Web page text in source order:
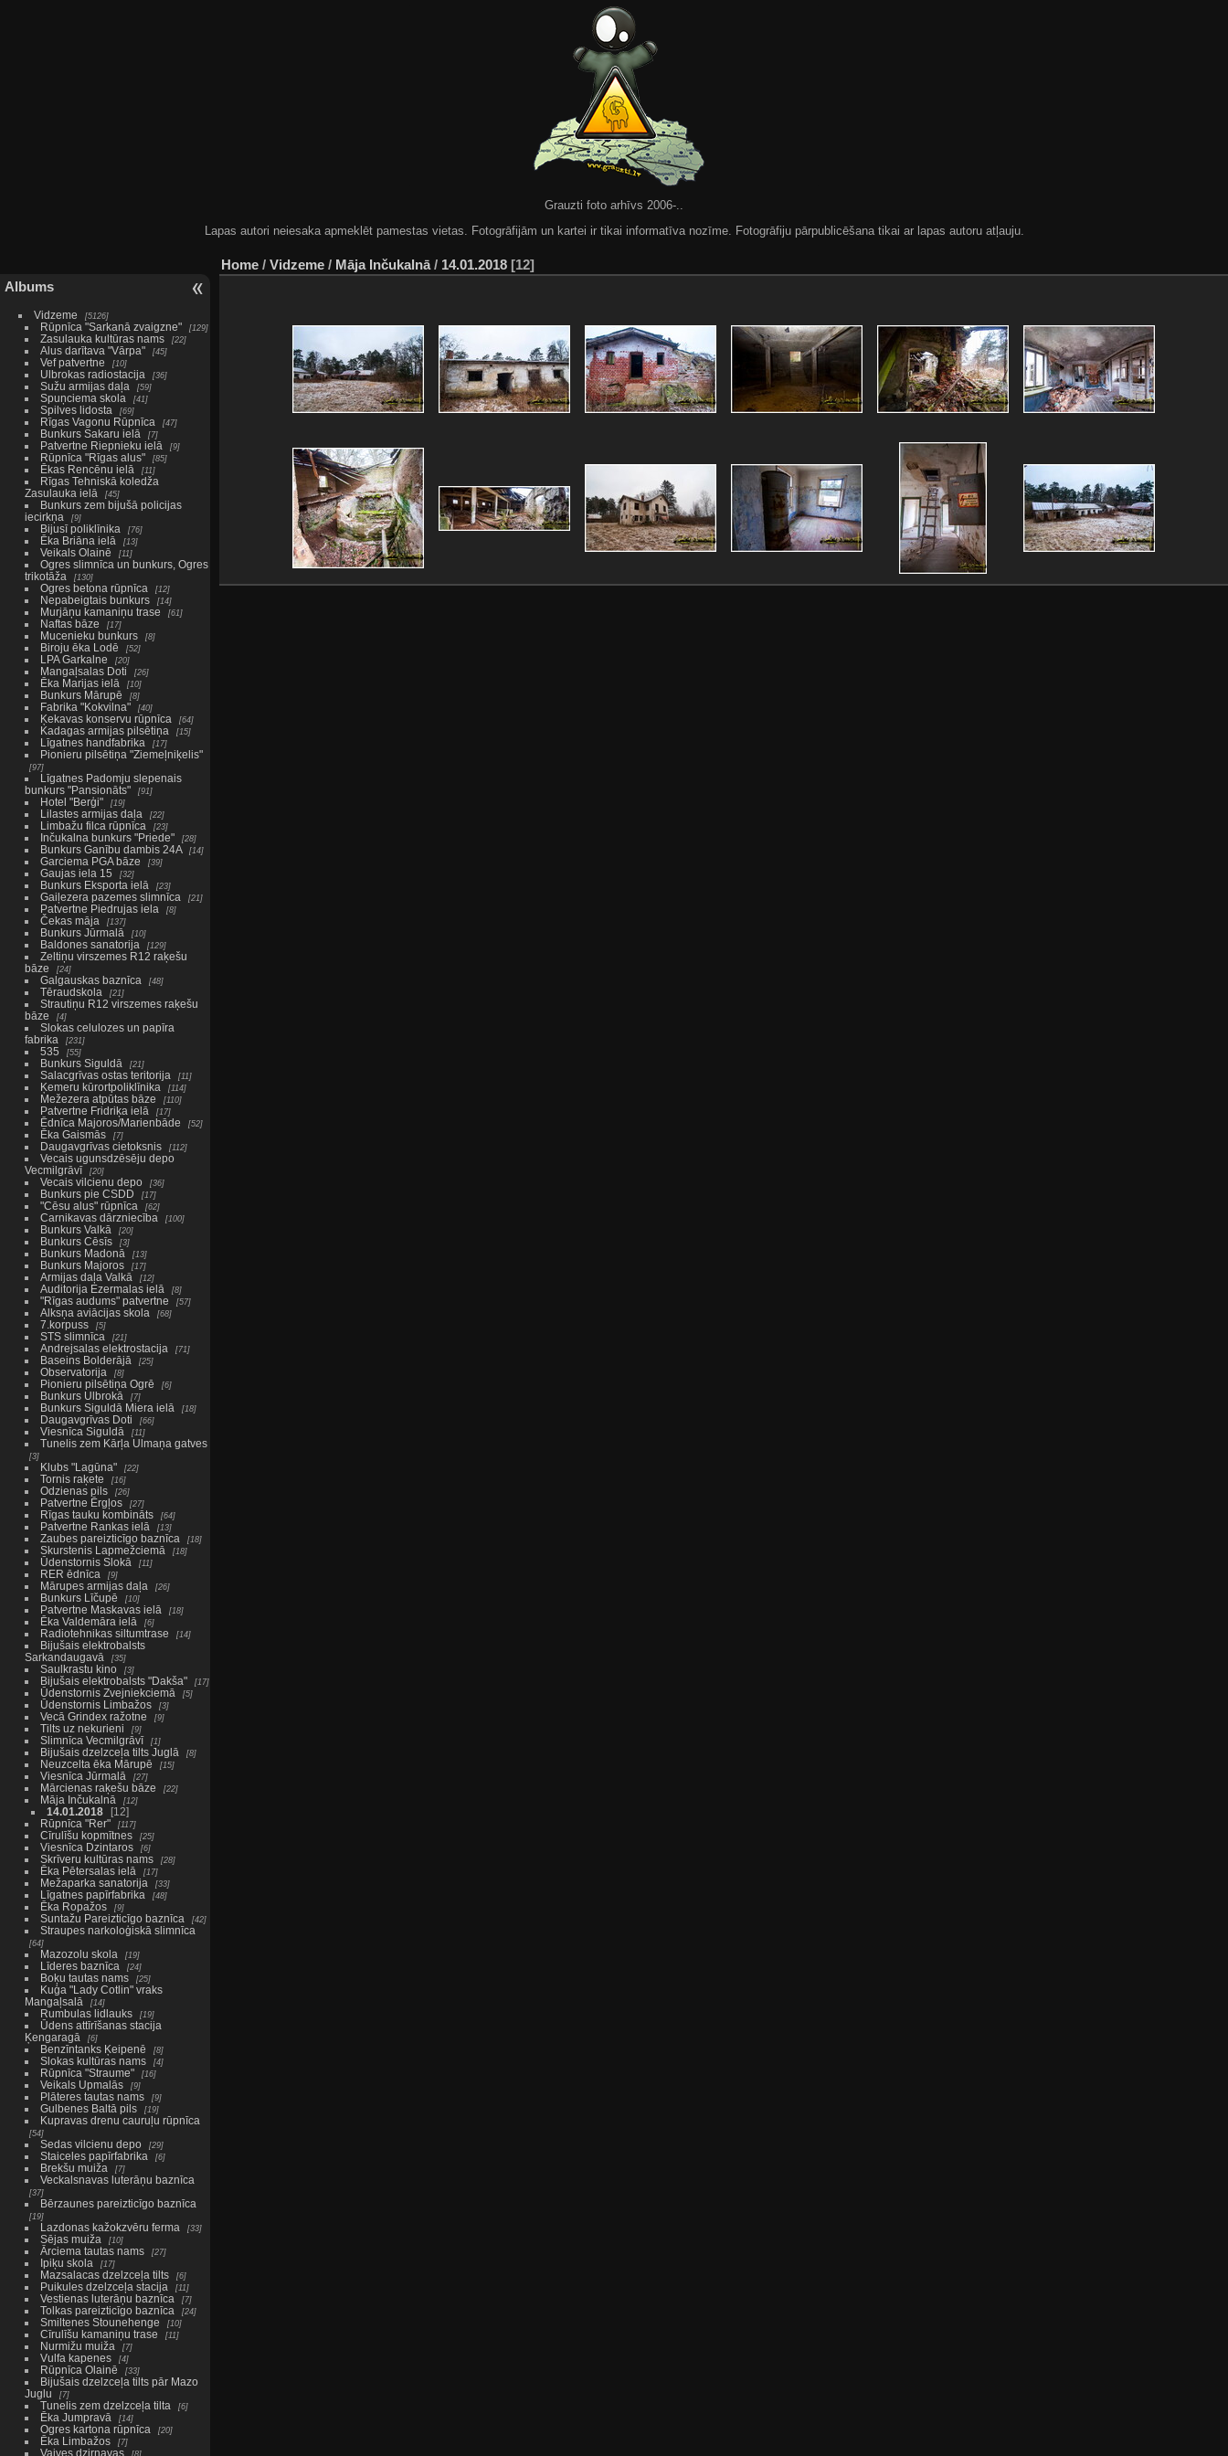
Grauzti foto arhīvs 2006-..
Lapas autori neiesaka apmeklēt pamestas vietas. Fotogrāfijām un kartei ir tikai informatīva nozīme. Fotogrāfiju pārpublicēšana tikai ar lapas autoru atļauju.
Albums
Vidzeme 5126
Rūpnīca "Sarkanā zvaigzne" 129
Zasulauka kultūras nams 22
Alus darītava "Vārpa" 45
Vef patvertne 10
Ulbrokas radiostacija 36
Sužu armijas daļa 59
Spuņciema skola 41
Spilves lidosta 69
Rīgas Vagonu Rūpnīca 47
Bunkurs Sakaru ielā 7
Patvertne Riepnieku ielā 9
Rūpnīca "Rīgas alus" 85
Ēkas Rencēnu ielā 11
Rīgas Tehniskā koledža
Zasulauka ielā
45
Bunkurs zem bijušā policijas
iecirkņa
9
Bijusī poliklīnika 76
Ēka Briāna ielā 13
Veikals Olainē 11
Ogres slimnīca un bunkurs, Ogres
trikotāža
130
Ogres betona rūpnīca 12
Nepabeigtais bunkurs 14
Murjāņu kamaniņu trase 61
Naftas bāze 17
Mucenieku bunkurs 8
Biroju ēka Lodē 52
LPA Garkalne 20
Mangaļsalas Doti 26
Ēka Marijas ielā 10
Bunkurs Mārupē 8
Fabrika "Kokvilna" 40
Ķekavas konservu rūpnīca 64
Kadagas armijas pilsētiņa 15
Līgatnes handfabrika 17
Pionieru pilsētiņa "Ziemeļniķelis"
97
Līgatnes Padomju slepenais
bunkurs "Pansionāts"
91
Hotel "Berģi" 19
Lilastes armijas daļa 22
Limbažu filca rūpnīca 23
Inčukalna bunkurs "Priede" 28
Bunkurs Ganību dambis 24A 14
Garciema PGA bāze 39
Gaujas iela 15 32
Bunkurs Eksporta ielā 23
Gaiļezera pazemes slimnīca 21
Patvertne Piedrujas iela 8
Čekas māja 137
Bunkurs Jūrmalā 10
Baldones sanatorija 129
Zeltiņu virszemes R12 raķešu
bāze
24
Galgauskas baznīca 48
Tēraudskola 21
Strautiņu R12 virszemes raķešu
bāze
4
Slokas celulozes un papīra
fabrika
231
535 55
Bunkurs Siguldā 21
Salacgrīvas ostas teritorija 11
Ķemeru kūrortpoliklīnika 114
Mežezera atpūtas bāze 110
Patvertne Fridriķa ielā 17
Ēdnīca Majoros/Marienbāde 52
Ēka Gaismās 7
Daugavgrīvas cietoksnis 112
Vecais ugunsdzēsēju depo
Vecmilgrāvī
20
Vecais vilcienu depo 36
Bunkurs pie CSDD 17
"Cēsu alus" rūpnīca 62
Carnikavas dārzniecība 100
Bunkurs Valkā 20
Bunkurs Cēsīs 3
Bunkurs Madonā 13
Bunkurs Majoros 17
Armijas daļa Valkā 12
Auditorija Ezermalas ielā 8
"Rīgas audums" patvertne 57
Alksņa aviācijas skola 68
7.korpuss 5
STS slimnīca 21
Andrejsalas elektrostacija 71
Baseins Bolderājā 25
Observatorija 8
Pionieru pilsētiņa Ogrē 6
Bunkurs Ulbrokā 7
Bunkurs Siguldā Miera ielā 18
Daugavgrīvas Doti 66
Viesnīca Siguldā 11
Tunelis zem Kārļa Ulmaņa gatves
3
Klubs "Lagūna" 22
Tornis raķete 16
Odzienas pils 26
Patvertne Ērgļos 27
Rīgas tauku kombināts 64
Patvertne Rankas ielā 13
Zaubes pareizticīgo baznīca 18
Skurstenis Lapmežciemā 18
Ūdenstornis Slokā 11
RER ēdnīca 9
Mārupes armijas daļa 26
Bunkurs Līčupē 10
Patvertne Maskavas ielā 18
Ēka Valdemāra ielā 6
Radiotehnikas siltumtrase 14
Bijušais elektrobalsts
Sarkandaugavā
35
Saulkrastu kino 3
Bijušais elektrobalsts "Dakša" 17
Ūdenstornis Zvejniekciemā 5
Ūdenstornis Limbažos 3
Vecā Grindex ražotne 9
Tilts uz nekurieni 9
Slimnīca Vecmilgrāvī 1
Bijušais dzelzceļa tilts Juglā 8
Neuzcelta ēka Mārupē 15
Viesnīca Jūrmalā 27
Mārcienas raķešu bāze 22
Māja Inčukalnā 12
14.01.2018
12
Rūpnīca "Rer"
117
Cīrulīšu kopmītnes 25
Viesnīca Dzintaros 6
Skrīveru kultūras nams 28
Ēka Pētersalas ielā 17
Mežaparka sanatorija 33
Līgatnes papīrfabrika 48
Ēka Ropažos 9
Suntažu Pareizticīgo baznīca 42
Straupes narkoloģiskā slimnīca
64
Mazozolu skola 19
Līderes baznīca 24
Boķu tautas nams 25
Kuģa "Lady Cotlin" vraks
Mangaļsalā
14
Rumbulas lidlauks 19
Ūdens attīrīšanas stacija
Ķengaragā
6
Benzīntanks Ķeipenē 8
Slokas kultūras nams 4
Rūpnīca "Straume" 16
Veikals Upmalās 9
Plāteres tautas nams 9
Gulbenes Baltā pils 19
Kupravas drenu cauruļu rūpnīca
54
Sedas vilcienu depo 29
Staiceles papīrfabrika 6
Brekšu muiža 7
Veckalsnavas luterāņu baznīca
37
Bērzaunes pareizticīgo baznīca
19
Lazdonas kažokzvēru ferma 33
Sējas muiža 10
Ārciema tautas nams 27
Ipiķu skola 17
Mazsalacas dzelzceļa tilts 6
Puikules dzelzceļa stacija 11
Vestienas luterāņu baznīca 7
Tolkas pareizticīgo baznīca 24
Smiltenes Stounehenge 10
Cīrulīšu kamaniņu trase 11
Nurmižu muiža 7
Vulfa kapenes 4
Rūpnīca Olainē 33
Bijušais dzelzceļa tilts pār Mazo
Juglu
7
Tunelis zem dzelzceļa tilta 6
Ēka Jumpravā 14
Ogres kartona rūpnīca 20
Ēka Limbažos 7
Vaives dzirnavas
Home / Vidzeme / Māja Inčukalnā/ 14.01.2018 12